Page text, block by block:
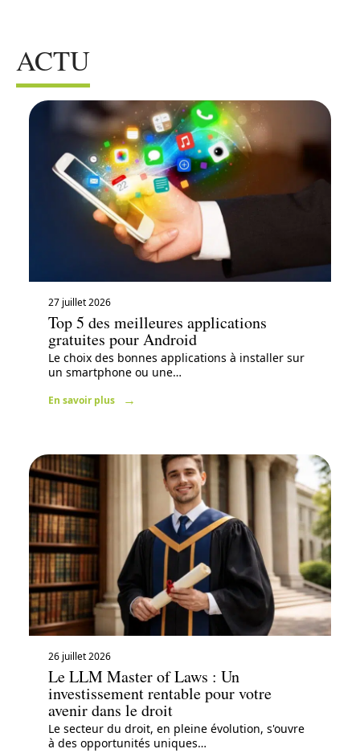
ACTU
27 juillet 2026
Top 5 des meilleures applications
gratuites pour Android
Le choix des bonnes applications à installer sur
un smartphone ou une…
En savoir plus
26 juillet 2026
Le LLM Master of Laws : Un
investissement rentable pour votre
avenir dans le droit
Le secteur du droit, en pleine évolution, s'ouvre
à des opportunités uniques…